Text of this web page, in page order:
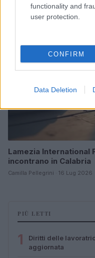
functionality and
user protection.
CONFIRM
Data Deletion
NEWS E ATTUALITÀ
Lamezia International
incontrano in Calabria
Camilla Pellegrini · 16 Lug 2026
PIÙ LETTI
1
Diritti delle
aggiornata